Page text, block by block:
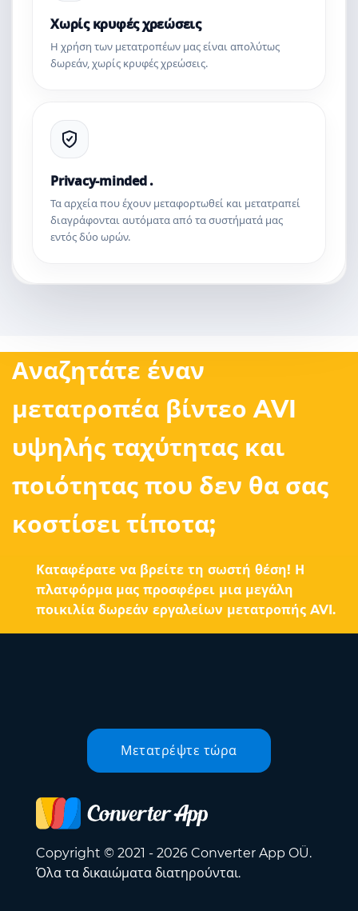
Χωρίς κρυφές χρεώσεις
Η χρήση των μετατροπέων μας είναι απολύτως
δωρεάν, χωρίς κρυφές χρεώσεις.
Privacy-minded .
Τα αρχεία που έχουν μεταφορτωθεί και μετατραπεί
διαγράφονται αυτόματα από τα συστήματά μας
εντός δύο ωρών.
Αναζητάτε έναν
μετατροπέα βίντεο AVI
υψηλής ταχύτητας και
ποιότητας που δεν θα σας
κοστίσει τίποτα;
Καταφέρατε να βρείτε τη σωστή θέση! Η
πλατφόρμα μας προσφέρει μια μεγάλη
ποικιλία δωρεάν εργαλείων μετατροπής AVI.
Μετατρέψτε τώρα
Copyright © 2021 - 2026 Converter App OÜ.
Όλα τα δικαιώματα διατηρούνται.